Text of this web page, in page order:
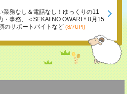
業務なし＆電話なし！ゆっくりの11
・事務、＜SEKAI NO OWARI＊8月15
のサポートバイトなど (8/7UP!)